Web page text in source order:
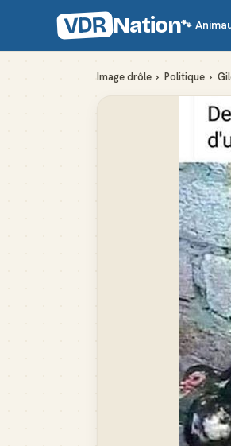
VDR Nation🐾
Image drôle › Politique ›